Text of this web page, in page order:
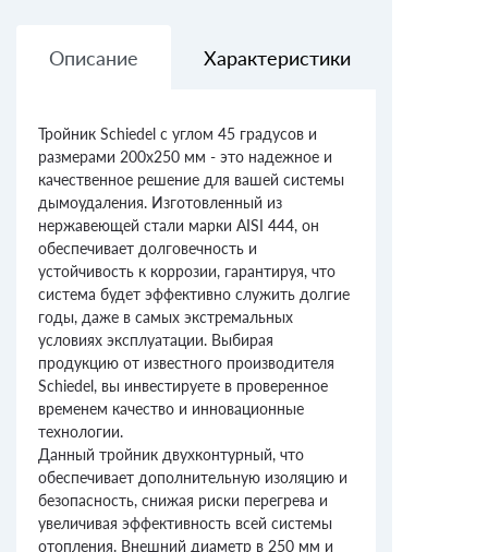
Описание Характеристики
Тройник Schiedel с углом 45 градусов и
размерами 200х250 мм - это надежное и
качественное решение для вашей системы
дымоудаления. Изготовленный из
нержавеющей стали марки AISI 444, он
обеспечивает долговечность и
устойчивость к коррозии, гарантируя, что
система будет эффективно служить долгие
годы, даже в самых экстремальных
условиях эксплуатации. Выбирая
продукцию от известного производителя
Schiedel, вы инвестируете в проверенное
временем качество и инновационные
технологии.
Данный тройник двухконтурный, что
обеспечивает дополнительную изоляцию и
безопасность, снижая риски перегрева и
увеличивая эффективность всей системы
отопления. Внешний диаметр в 250 мм и